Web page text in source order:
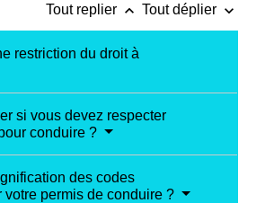
Tout replier keyboard_arrow_up Tout déplier keyboard_arrow_down
restriction du droit à
si vous devez respecter
conduire ?
des codes
votre permis de conduire ?